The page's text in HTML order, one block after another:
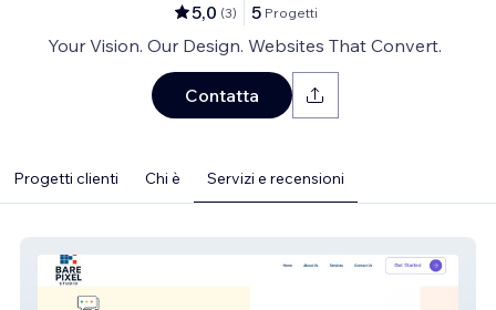
5,0 (3) 5 Progetti
Your Vision. Our Design. Websites That Convert.
Contatta
Progetti clienti Chi è Servizi e recensioni